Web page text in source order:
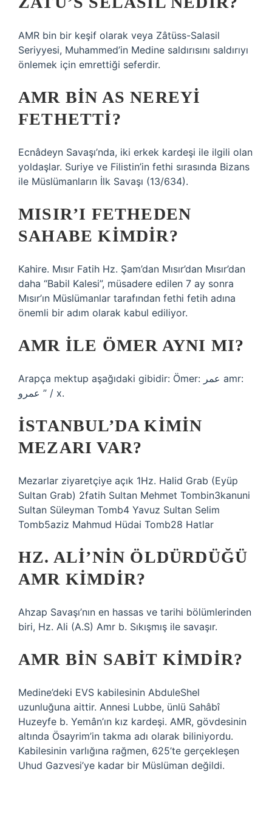
AMR bin bir keşif olarak veya Zâtüss-Salasil
Seriyyesi, Muhammed’in Medine saldırısını saldırıyı
önlemek için emrettiği seferdir.
AMR BIN AS NEREYI
FETHETTI?
Ecnâdeyn Savaşı’nda, iki erkek kardeşi ile ilgili olan
yoldaşlar. Suriye ve Filistin’in fethi sırasında Bizans
ile Müslümanların İlk Savaşı (13/634).
MISIR’I FETHEDEN
SAHABE KIMDIR?
Kahire. Mısır Fatih Hz. Şam’dan Mısır’dan Mısır’dan
daha “Babil Kalesi”, müsadere edilen 7 ay sonra
Mısır’ın Müslümanlar tarafından fethi fetih adına
önemli bir adım olarak kabul ediliyor.
AMR ILE ÖMER AYNI MI?
Arapça mektup aşağıdaki gibidir: Ömer: عمر amr:
عمرو ” / x.
İSTANBUL’DA KIMIN
MEZARI VAR?
Mezarlar ziyaretçiye açık 1Hz. Halid Grab (Eyüp
Sultan Grab) 2fatih Sultan Mehmet Tombin3kanuni
Sultan Süleyman Tomb4 Yavuz Sultan Selim
Tomb5aziz Mahmud Hüdai Tomb28 Hatlar
HZ. ALI’NIN ÖLDÜRDÜĞÜ
AMR KIMDIR?
Ahzap Savaşı’nın en hassas ve tarihi bölümlerinden
biri, Hz. Ali (A.S) Amr b. Sıkışmış ile savaşır.
AMR BIN SABIT KIMDIR?
Medine’deki EVS kabilesinin AbduleShel
uzunluğuna aittir. Annesi Lubbe, ünlü Sahâbî
Huzeyfe b. Yemân’ın kız kardeşi. AMR, gövdesinin
altında Ösayrim’in takma adı olarak biliniyordu.
Kabilesinin varlığına rağmen, 625’te gerçekleşen
Uhud Gazvesi’ye kadar bir Müslüman değildi.